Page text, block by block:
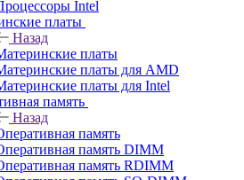
Intel
платы
Назад
платы
платы для AMD
платы для Intel
память
Назад
память
память DIMM
память RDIMM